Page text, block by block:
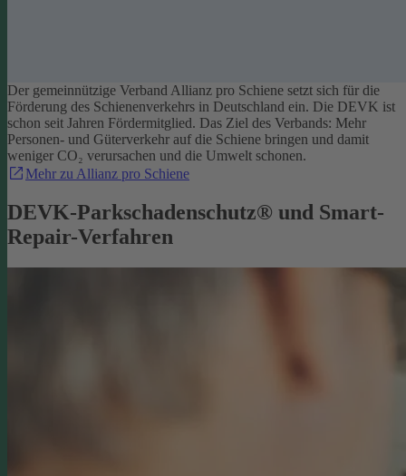
Der gemeinnützige Verband Allianz pro Schiene setzt sich für die
Förderung des Schienenverkehrs in Deutschland ein. Die DEVK ist
schon seit Jahren Fördermitglied. Das Ziel des Verbands: Mehr
Personen- und Güterverkehr auf die Schiene bringen und damit
weniger CO₂ verursachen und die Umwelt schonen.
Mehr zu Allianz pro Schiene
DEVK-Parkschadenschutz® und Smart-
Repair-Verfahren